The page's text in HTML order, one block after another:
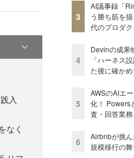
入
なく
3
AI議事録「
う勝ち筋を
代のプロダ
4
Devinの成果
「ハーネス
た後に確か
5
AWSのAIエ
化！ Powers
査・回答業
6
Airbnbが挑
規模移行の